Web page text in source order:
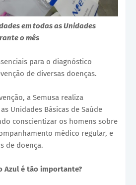
em todas as Unidades
o mês
para o diagnóstico
de diversas doenças.
a Semusa realiza
Unidades Básicas de Saúde
conscientizar os homens sobre
médico regular, e
de doença.
Azul é tão importante?